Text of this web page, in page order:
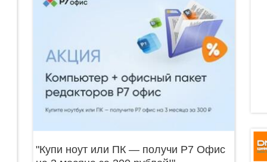
"Купи ноут или ПК — получи Р7 Офис